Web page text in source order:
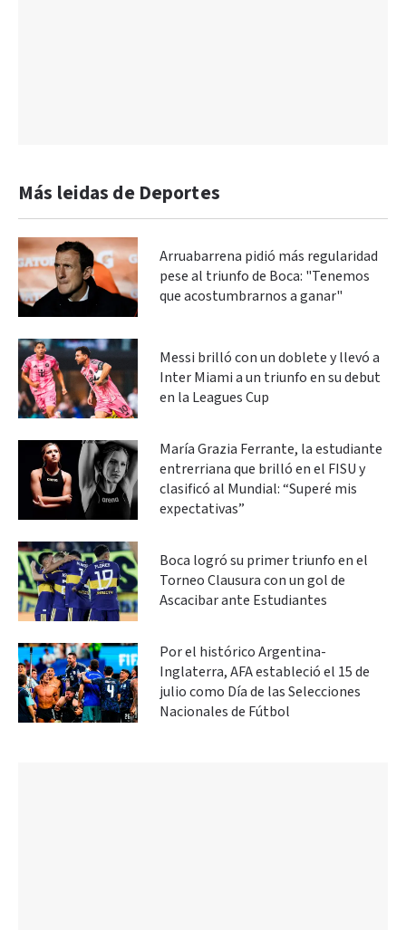
Más leidas de Deportes
Arruabarrena pidió más regularidad
pese al triunfo de Boca: "Tenemos
que acostumbrarnos a ganar"
Messi brilló con un doblete y llevó a
Inter Miami a un triunfo en su debut
en la Leagues Cup
María Grazia Ferrante, la estudiante
entrerriana que brilló en el FISU y
clasificó al Mundial: “Superé mis
expectativas”
Boca logró su primer triunfo en el
Torneo Clausura con un gol de
Ascacibar ante Estudiantes
Por el histórico Argentina-
Inglaterra, AFA estableció el 15 de
julio como Día de las Selecciones
Nacionales de Fútbol